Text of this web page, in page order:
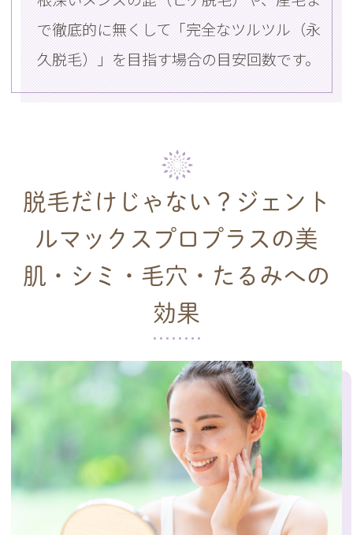
で徹底的に無くして「完全なツルツル（永
久脱毛）」を目指す場合の目安回数です。
脱毛だけじゃない？ジェント
ルマックスプロプラスの美
肌・シミ・毛穴・たるみへの
効果